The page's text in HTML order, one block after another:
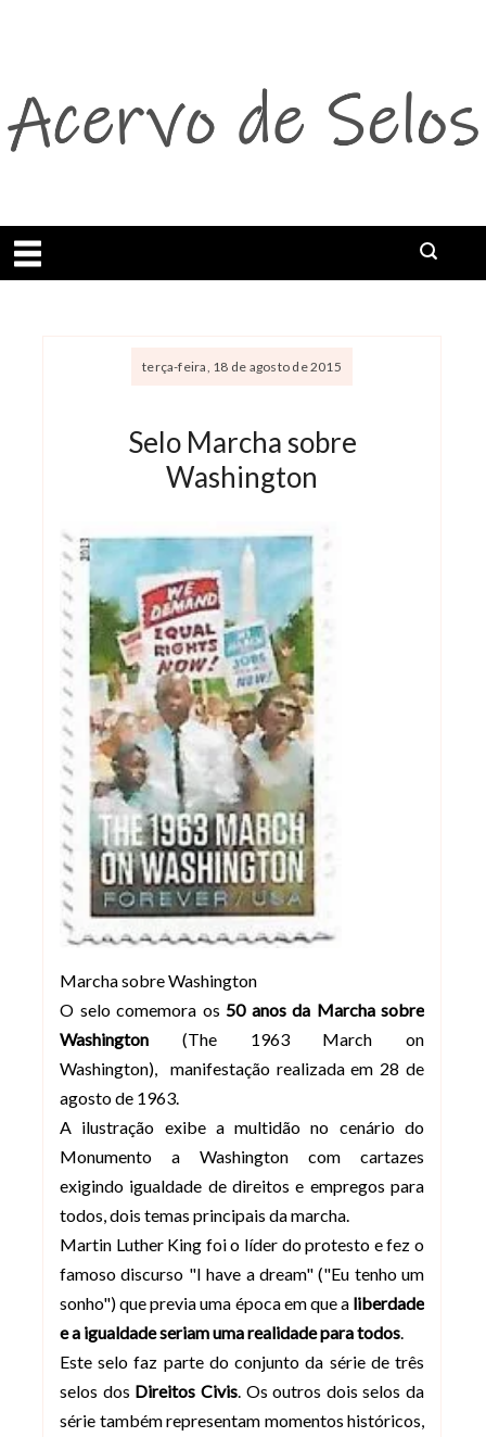
Abrir menu
terça-feira, 18 de agosto de 2015
Selo Marcha sobre
Washington
Marcha sobre Washington
O selo comemora os 50 anos da Marcha sobre
Washington (The 1963 March on
Washington), manifestação realizada em 28 de
agosto de 1963.
A ilustração exibe a multidão no cenário do
Monumento a Washington com cartazes
exigindo igualdade de direitos e empregos para
todos, dois temas principais da marcha.
Martin Luther King foi o líder do protesto e fez o
famoso discurso "I have a dream" ("Eu tenho um
sonho") que previa uma época em que aliberdade
e a igualdade seriam uma realidade para todos
Este selo faz parte do conjunto da série de três
selos dos Direitos Civis. Os outros dois selos da
série também representam momentos históricos,